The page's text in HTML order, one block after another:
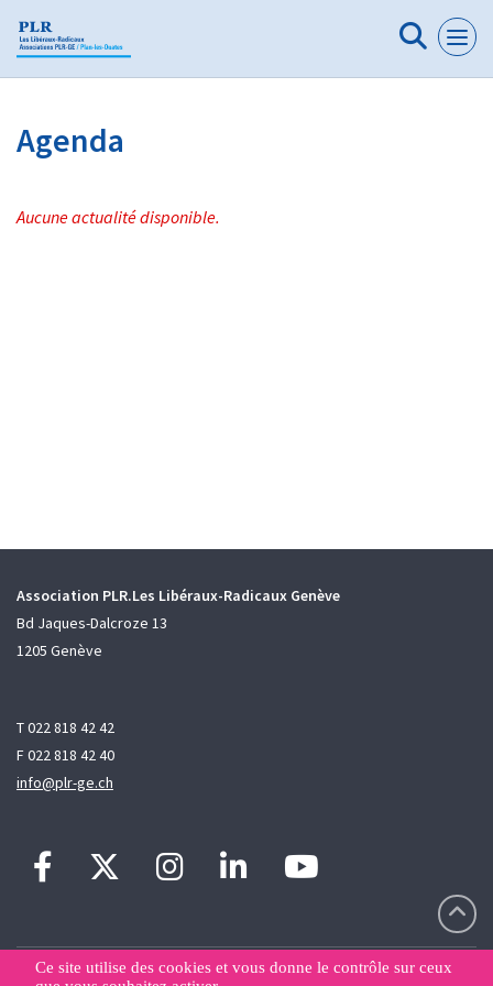
Agenda
Aucune actualité disponible.
Association PLR.Les Libéraux-Radicaux Genève
Bd Jaques-Dalcroze 13
1205 Genève
T 022 818 42 42
F 022 818 42 40
info@plr-ge.ch
Contact Sitemap Déclaration de confidentialité
Ce site utilise des cookies et vous donne le contrôle sur ceux